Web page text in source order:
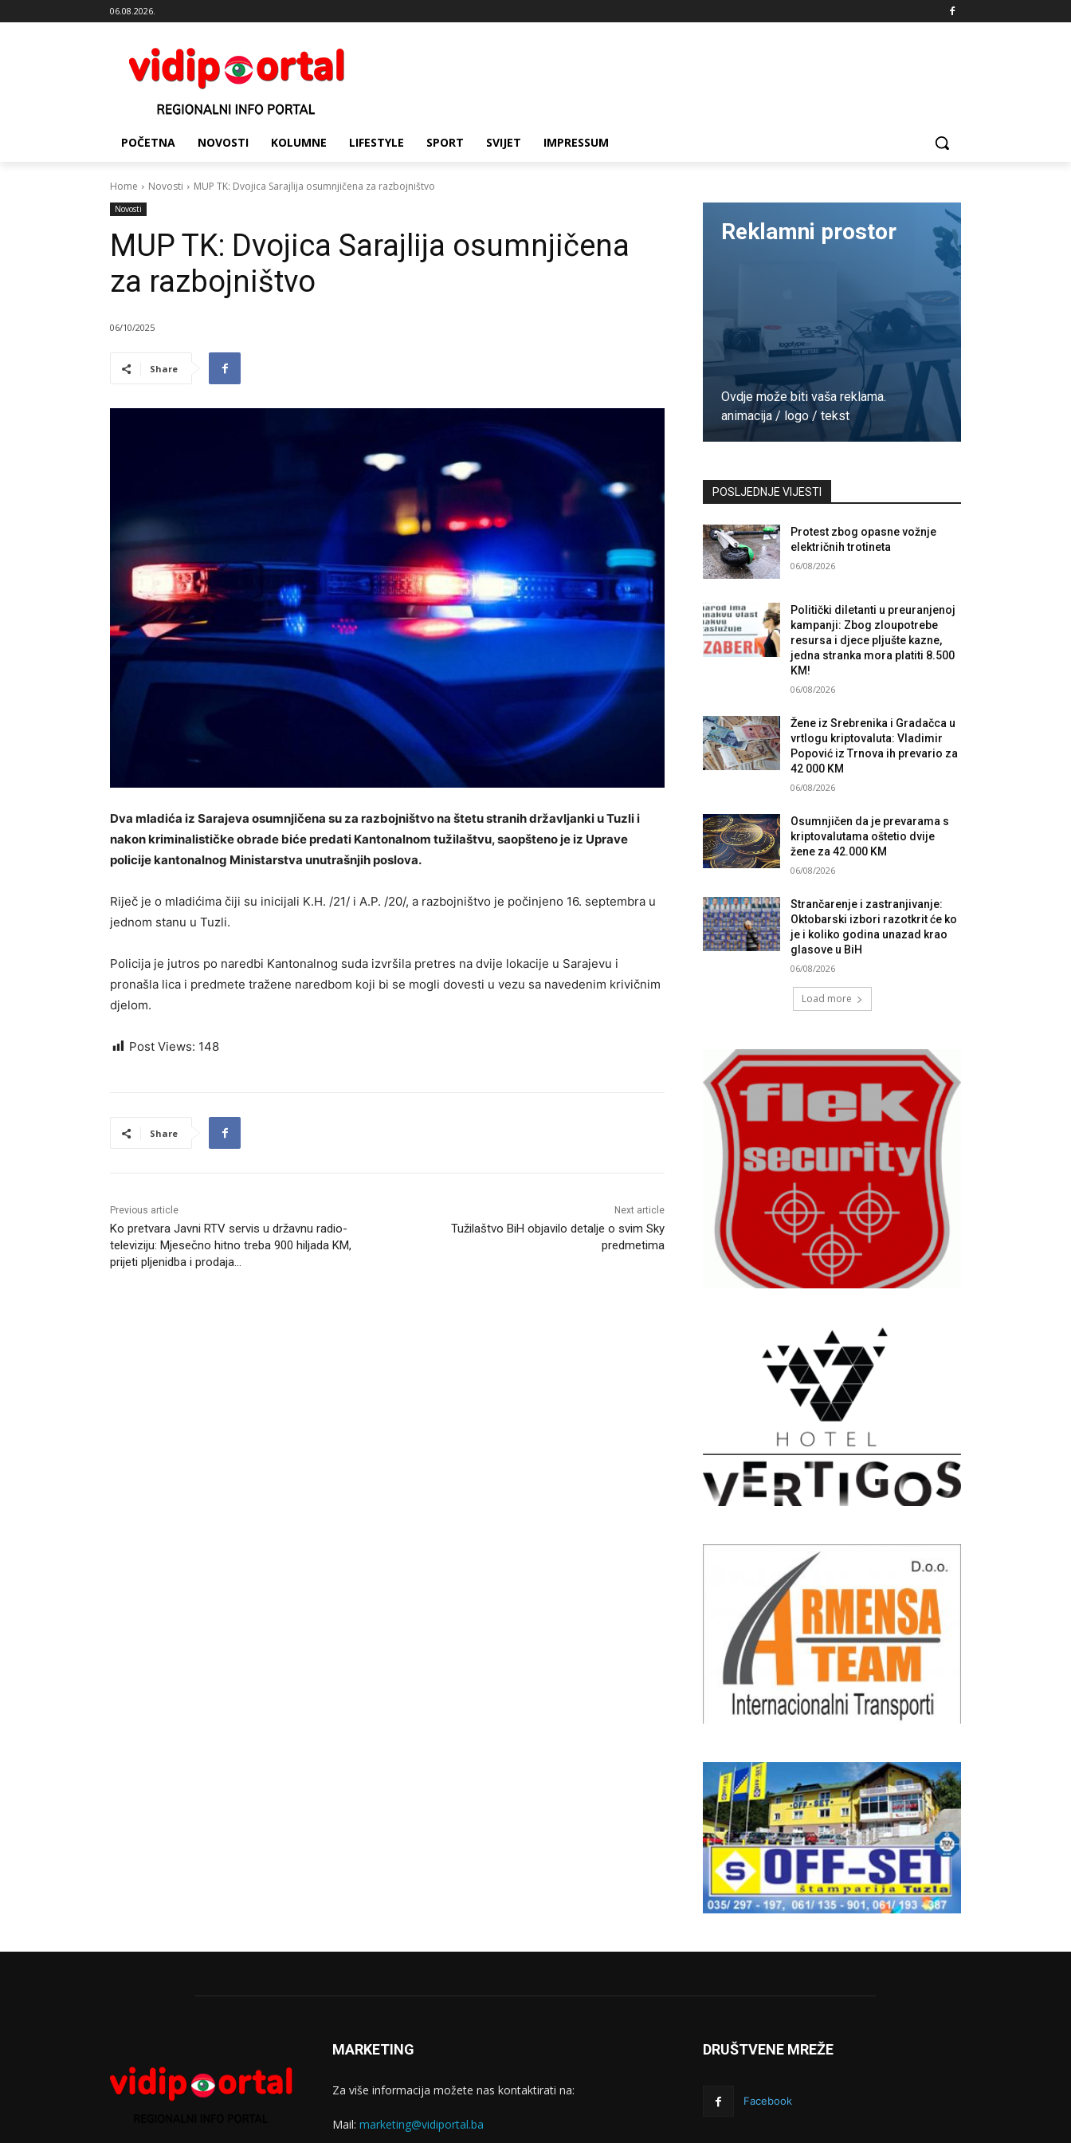
06.08.2026.
POČETNA NOVOSTI KOLUMNE LIFESTYLE SPORT SVIJET IMPRESSUM
Home Novosti MUP TK: Dvojica Sarajlija osumnjičena za razbojništvo
Novosti
MUP TK: Dvojica Sarajlija osumnjičena
za razbojništvo
06/10/2025
Share
Dva mladića iz Sarajeva osumnjičena su za razbojništvo na štetu stranih državljanki u Tuzli i
nakon kriminalističke obrade biće predati Kantonalnom tužilaštvu, saopšteno je iz Uprave
policije kantonalnog Ministarstva unutrašnjih poslova.
Riječ je o mladićima čiji su inicijali K.H. /21/ i A.P. /20/, a razbojništvo je počinjeno 16. septembra u
jednom stanu u Tuzli.
Policija je jutros po naredbi Kantonalnog suda izvršila pretres na dvije lokacije u Sarajevu i
pronašla lica i predmete tražene naredbom koji bi se mogli dovesti u vezu sa navedenim krivičnim
djelom.
Post Views: 148
Share
Previous article
Ko pretvara Javni RTV servis u državnu radio-
televiziju: Mjesečno hitno treba 900 hiljada KM,
prijeti pljenidba i prodaja…
Next article
Tužilaštvo BiH objavilo detalje o svim Sky
predmetima
Reklamni prostor
Ovdje može biti vaša reklama.
animacija / logo / tekst
POSLJEDNJE VIJESTI
Protest zbog opasne vožnje
električnih trotineta
06/08/2026
Politički diletanti u preuranjenoj
kampanji: Zbog zloupotrebe
resursa i djece pljušte kazne,
jedna stranka mora platiti 8.500
KM!
06/08/2026
Žene iz Srebrenika i Gradačca u
vrtlogu kriptovaluta: Vladimir
Popović iz Trnova ih prevario za
42 000 KM
06/08/2026
Osumnjičen da je prevarama s
kriptovalutama oštetio dvije
žene za 42.000 KM
06/08/2026
Strančarenje i zastranjivanje:
Oktobarski izbori razotkrit će ko
je i koliko godina unazad krao
glasove u BiH
06/08/2026
Load more
MARKETING
Za više informacija možete nas kontaktirati na:
Mail: marketing@vidiportal.ba
DRUŠTVENE MREŽE
Facebook